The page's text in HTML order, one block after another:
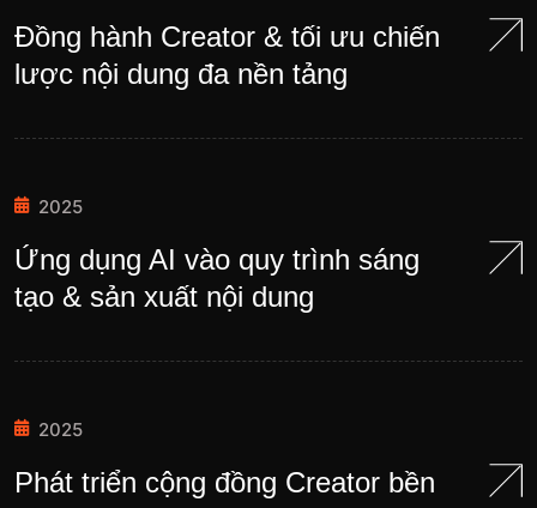
Đồng hành Creator & tối ưu chiến
lược nội dung đa nền tảng
2025
Ứng dụng AI vào quy trình sáng
tạo & sản xuất nội dung
2025
Phát triển cộng đồng Creator bền